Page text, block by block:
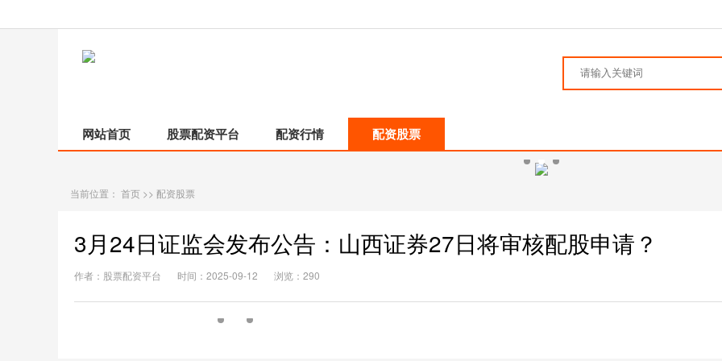
网站首页 股票配资平台 配资行情 配资股票
当前位置： 首页 >> 配资股票
3月24日证监会发布公告：山西证券27日将审核配股申请？
作者：股票配资平台 时间：2025-09-12 浏览：290